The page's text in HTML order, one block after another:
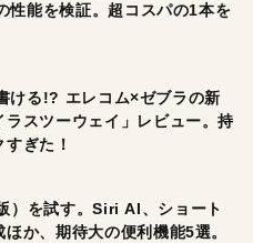
性能を検証。超コスパの1本を
ける!? エレコム×ゼブラの新
ラスツーウェイ」レビュー。持
ぎた！
）を試す。Siri AI、ショート
か、期待大の便利機能5選。